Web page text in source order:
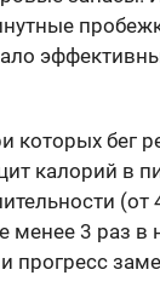
которых бег
калорий в
менее 3 раз в
прогресс